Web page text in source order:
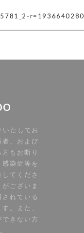
r=1936640280
たしてお
者、および
もお断り
染症等を
てくださ
ございま
れている
。また、
きない方